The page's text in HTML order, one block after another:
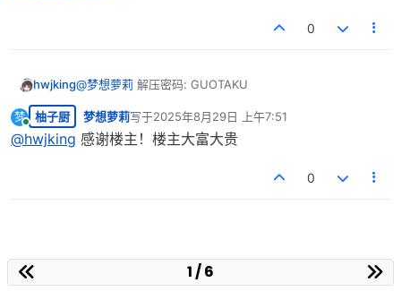
0
hwjking@梦想萝莉 解压密码: GUOTAKU
梦
在线
柚子厨 梦想萝莉写于2025年8月29日 上午7:51
最后由 编辑
@hwjking 感谢楼主！楼主大富大贵
0
1 / 6